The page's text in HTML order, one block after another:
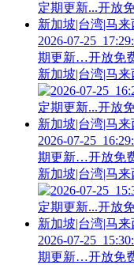
2026-07-
期更新…开放免
新加坡|台湾|马
2026-07-
期更新…开放免
新加坡|台湾|马
2026-07-
期更新…开放免